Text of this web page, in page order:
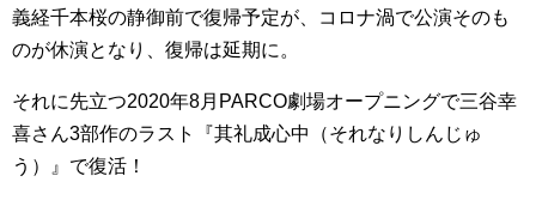
義経千本桜の静御前で復帰予定が、コロナ渦で公演そのも
のが休演となり、復帰は延期に。
それに先立つ2020年8月PARCO劇場オープニングで三谷幸
喜さん3部作のラスト『其礼成心中（それなりしんじゅ
う）』で復活！